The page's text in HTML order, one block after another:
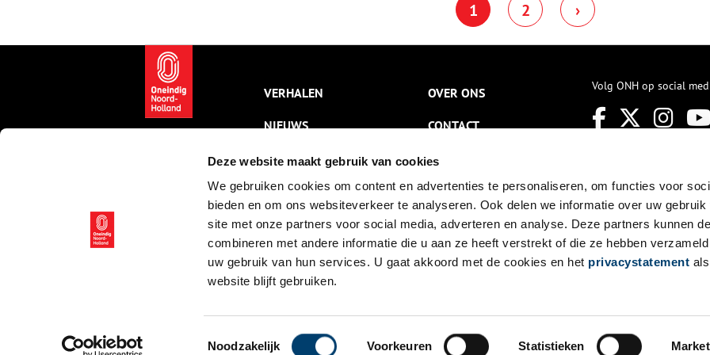
Deze website maakt gebruik van cookies
We gebruiken cookies om content en advertenties te personaliseren, om functies voor
bieden en om ons websiteverkeer te analyseren. Ook delen we informatie over uw gebruik
site met onze partners voor social media, adverteren en analyse. Deze partners kunnen
combineren met andere informatie die u aan ze heeft verstrekt of die ze hebben
uw gebruik van hun services. U gaat akkoord met de cookies en het privacystatement
website blijft gebruiken.
Toestemmingsselectie
Noodzakelijk Voorkeuren Statistieken
plaatsen en van het bijzondere
Oer-IJ landschap en wat daar nu
nog van te zien en te beleven
is.
polderland. Langs de sloot
sluipt een grote zilverreiger.
1 2 ›
VERHALEN
NIEUWS
KALENDER
THEMA’S
ACTIVITEITEN
VIDEO’S
OVER ONS
CONTACT
NIEUWSBRIEF
DISCLAIMER
PRIVACY
TOEGANKELIJKHEID
Volg ONH op social